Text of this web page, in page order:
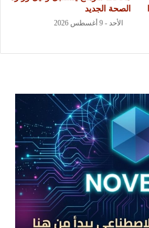
الصحة الجديد
الأحد - 9 أغسطس 2026